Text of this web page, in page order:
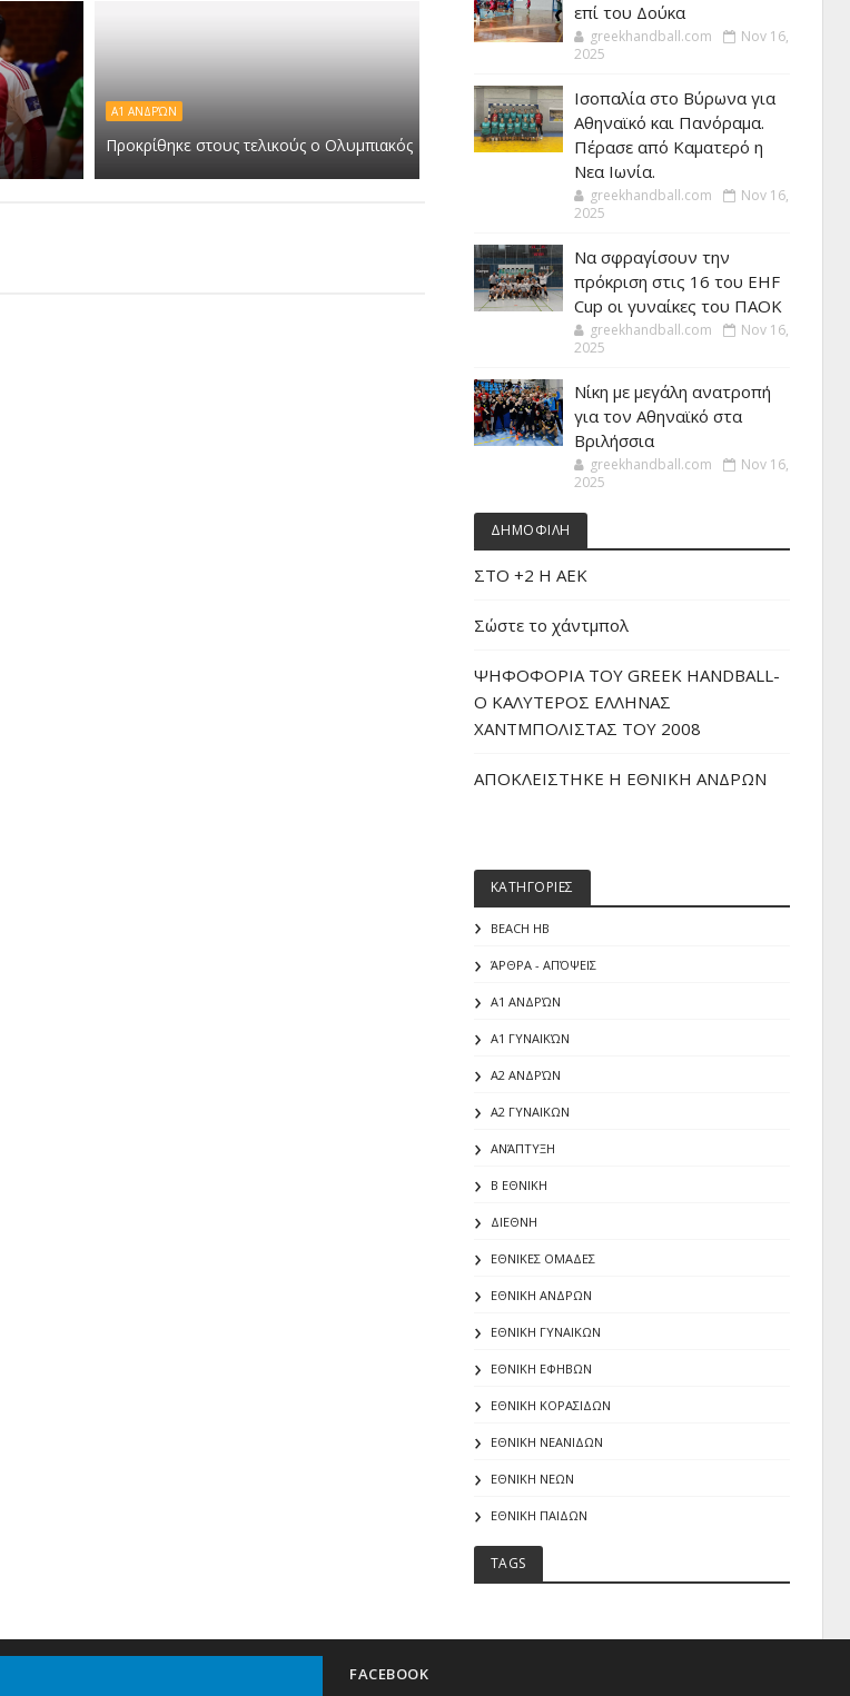
Α1 ΑΝΔΡΏΝ
Προκρίθηκε στους τελικούς ο Ολυμπιακός
επί του Δούκα
greekhandball.com
Nov 16,
2025
Ισοπαλία στο Βύρωνα για
Αθηναϊκό και Πανόραμα.
Πέρασε από Καματερό η
Νεα Ιωνία.
greekhandball.com
Nov 16,
2025
Να σφραγίσουν την
πρόκριση στις 16 του EHF
Cup οι γυναίκες του ΠΑΟΚ
greekhandball.com
Nov 16,
2025
Νίκη με μεγάλη ανατροπή
για τον Αθηναϊκό στα
Βριλήσσια
greekhandball.com
Nov 16,
2025
ΔΗΜΟΦΙΛΗ
ΣΤΟ +2 Η ΑΕΚ
Σώστε το χάντμπολ
ΨΗΦΟΦΟΡΙΑ ΤΟΥ GREEK HANDBALL-
O ΚΑΛΥΤΕΡΟΣ ΕΛΛΗΝΑΣ
ΧΑΝΤΜΠΟΛΙΣΤΑΣ ΤΟΥ 2008
ΑΠΟΚΛΕΙΣΤΗΚΕ Η ΕΘΝΙΚΗ ΑΝΔΡΩΝ
ΚΑΤΗΓΟΡΙΕΣ
BEACH HB
ΆΡΘΡΑ - ΑΠΌΨΕΙΣ
Α1 ΑΝΔΡΏΝ
Α1 ΓΥΝΑΙΚΏΝ
Α2 ΑΝΔΡΏΝ
Α2 ΓΥΝΑΙΚΩΝ
ΑΝΆΠΤΥΞΗ
Β ΕΘΝΙΚΗ
ΔΙΕΘΝΗ
ΕΘΝΙΚΕΣ ΟΜΑΔΕΣ
ΕΘΝΙΚΗ ΑΝΔΡΩΝ
ΕΘΝΙΚΗ ΓΥΝΑΙΚΩΝ
ΕΘΝΙΚΗ ΕΦΗΒΩΝ
ΕΘΝΙΚΗ ΚΟΡΑΣΙΔΩΝ
ΕΘΝΙΚΗ ΝΕΑΝΙΔΩΝ
ΕΘΝΙΚΗ ΝΕΩΝ
ΕΘΝΙΚΗ ΠΑΙΔΩΝ
TAGS
FACEBOOK